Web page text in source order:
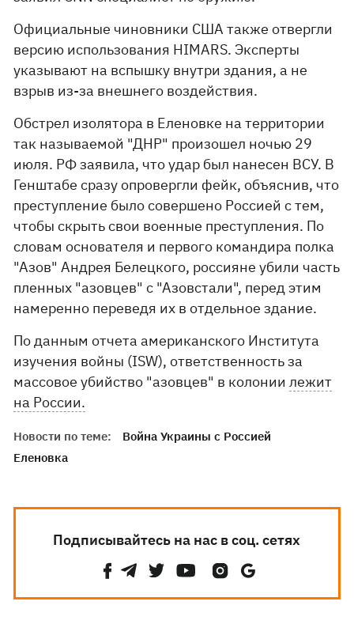
Официальные чиновники США также отвергли
версию использования HIMARS. Эксперты
указывают на вспышку внутри здания, а не
взрыв из-за внешнего воздействия.
Обстрел изолятора в Еленовке на территории
так называемой "ДНР" произошел ночью 29
июля. РФ заявила, что удар был нанесен ВСУ. В
Генштабе сразу опровергли фейк, объяснив, что
преступление было совершено Россией с тем,
чтобы скрыть свои военные преступления. По
словам основателя и первого командира полка
"Азов" Андрея Белецкого, россияне убили часть
пленных "азовцев" с "Азовстали", перед этим
намеренно переведя их в отдельное здание.
По данным отчета американского Института
изучения войны (ISW), ответственность за
массовое убийство "азовцев" в колониилежит
на России.
Новости по теме:
Война Украины с Россией
Еленовка
Подписывайтесь на нас в соц. сетях